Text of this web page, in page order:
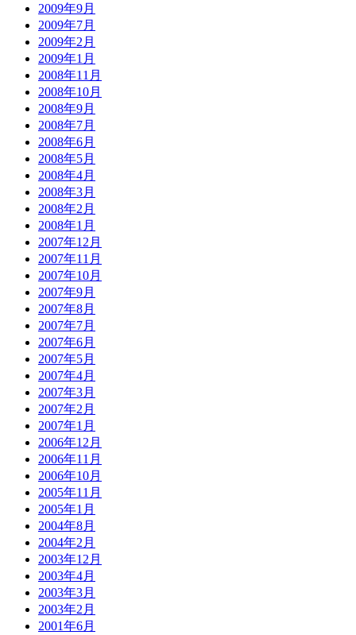
2009年9月
2009年7月
2009年2月
2009年1月
2008年11月
2008年10月
2008年9月
2008年7月
2008年6月
2008年5月
2008年4月
2008年3月
2008年2月
2008年1月
2007年12月
2007年11月
2007年10月
2007年9月
2007年8月
2007年7月
2007年6月
2007年5月
2007年4月
2007年3月
2007年2月
2007年1月
2006年12月
2006年11月
2006年10月
2005年11月
2005年1月
2004年8月
2004年2月
2003年12月
2003年4月
2003年3月
2003年2月
2001年6月